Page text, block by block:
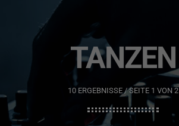
TANZEN
10 ERGEBNISSE / SEITE 1 VON 2